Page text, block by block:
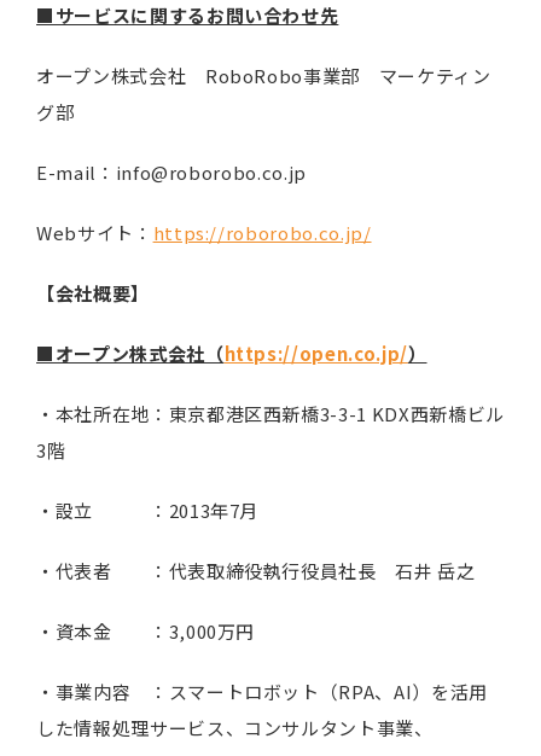
■サービスに関するお問い合わせ先
オープン株式会社 RoboRobo事業部 マーケティン
グ部
E-mail：info@roborobo.co.jp
Webサイト： https://roborobo.co.jp/
【会社概要】
■オープン株式会社（https://open.co.jp/）
・本社所在地：東京都港区西新橋3-3-1 KDX西新橋ビル
3階
・設立 ：2013年7月
・代表者 ：代表取締役執行役員社長 石井 岳之
・資本金 ：3,000万円
・事業内容 ：スマートロボット（RPA、AI）を活用
した情報処理サービス、コンサルタント事業、